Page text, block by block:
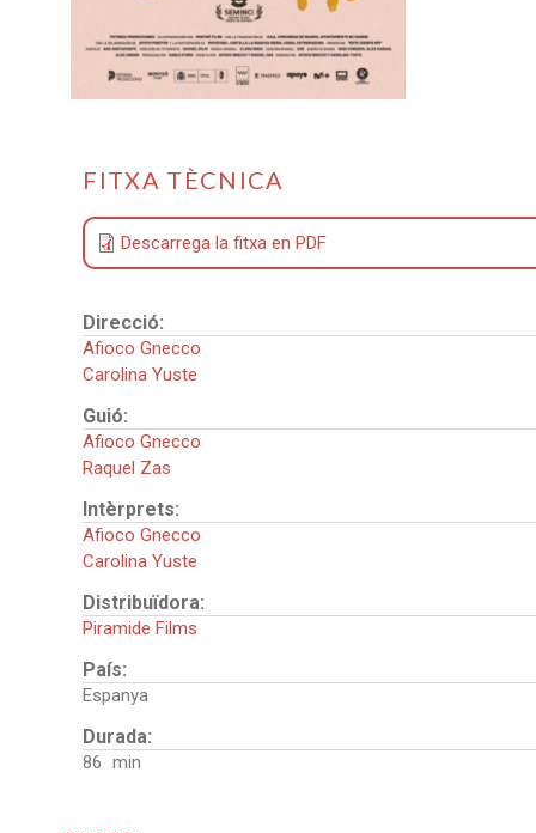
FITXA TÈCNICA
Descarrega la fitxa en PDF
Direcció:
Afioco Gnecco
Carolina Yuste
Guió:
Afioco Gnecco
Raquel Zas
Intèrprets:
Afioco Gnecco
Carolina Yuste
Distribuïdora:
Piramide Films
País:
Espanya
Durada:
86